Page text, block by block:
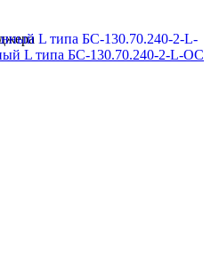
L типа БС-130.70.240-2-L-ОС